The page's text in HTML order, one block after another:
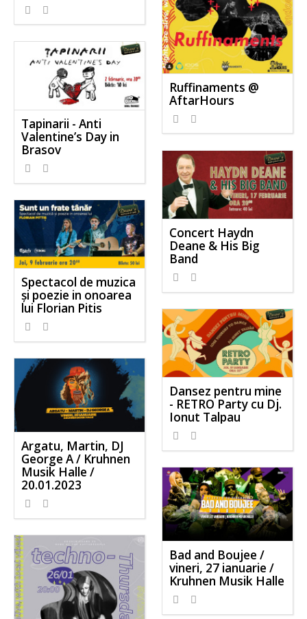
Ruffinaments @
AftarHours
Tapinarii - Anti
Valentine’s Day in
Brasov
Concert Haydn
Deane & His Big
Band
Spectacol de muzica
și poezie in onoarea
lui Florian Pitis
Dansez pentru mine
- RETRO Party cu Dj.
Ionut Talpau
Argatu, Martin, DJ
George A / Kruhnen
Musik Halle /
20.01.2023
Bad and Boujee /
vineri, 27 ianuarie /
Kruhnen Musik Halle